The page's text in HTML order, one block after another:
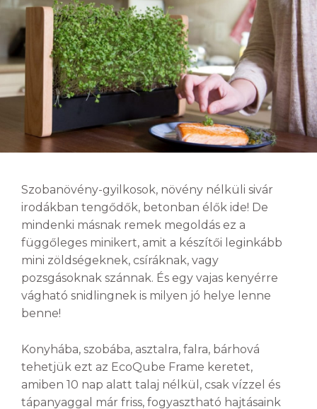
Szobanövény-gyilkosok, növény nélküli sivár
irodákban tengődők, betonban élők ide! De
mindenki másnak remek megoldás ez a
függőleges minikert, amit a készítői leginkább
mini zöldségeknek, csíráknak, vagy
pozsgásoknak szánnak. És egy vajas kenyérre
vágható snidlingnek is milyen jó helye lenne
benne!
Konyhába, szobába, asztalra, falra, bárhová
tehetjük ezt az EcoQube Frame keretet,
amiben 10 nap alatt talaj nélkül, csak vízzel és
tápanyaggal már friss, fogyasztható hajtásaink